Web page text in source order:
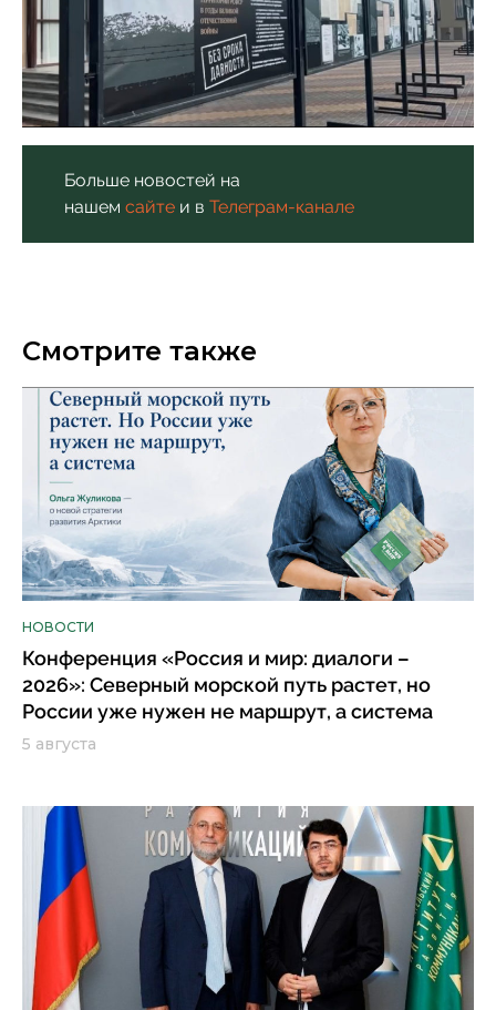
Больше новостей на
нашем сайте и в Телеграм-канале
Смотрите также
НОВОСТИ
Конференция «Россия и мир: диалоги –
2026»: Северный морской путь растет, но
России уже нужен не маршрут, а система
5 августа